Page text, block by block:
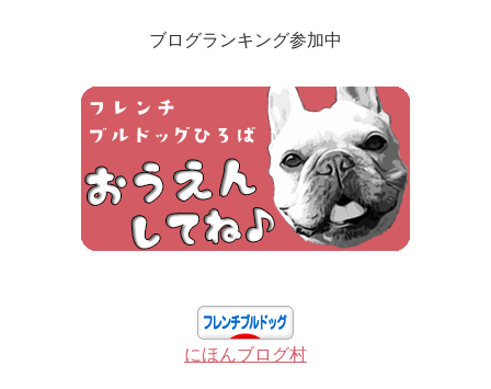
ブログランキング参加中
にほんブログ村